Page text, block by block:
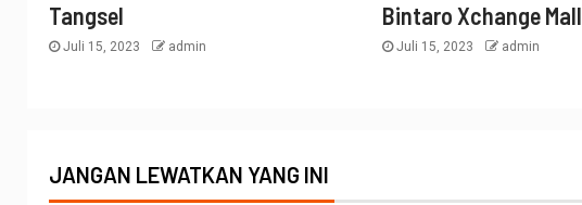
Tangsel
Juli 15, 2023 admin
Bintaro Xchange Mall
Juli 15, 2023 admin
JANGAN LEWATKAN YANG INI